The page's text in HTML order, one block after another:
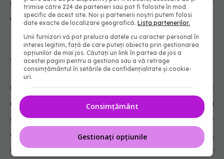
gândești la ceea ce ar fi putut fi dacă ai fi făcut
alegeri diferite în momente cheie din viața ta.
9. Prima ta dragoste te-a schimbat
O parte din ceea ce inspiră o primă iubire este
efectul pozitiv pe care îl aveți unul asupra
celuilalt. O primă iubire este adesea marcată de
o perioadă de creștere și dezvoltare personală,
o perioadă de experiențe noi și de confruntare
trimise către 224 de parteneri sau pot fi folosite în mod
specific de acest site. Noi și partenerii noștri putem folosi
date exacte de localizare geografică.Lista partenerilor.
Unii furnizori vă pot prelucra datele cu caracter personal în
interes legitim, față de care puteți obiecta prin gestionarea
opțiunilor de mai jos. Căutați un link în partea de jos a
acestei pagini pentru a gestiona sau a vă retrage
consimțământul în setările de confidențialitate și cookie-
uri.
Consimțământ
Gestionați opțiunile